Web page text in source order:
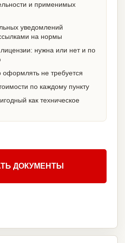
и применимых
уведомлений
на нормы
нужна или нет и по
оформлять не требуется
по каждому пункту
как техническое
ДОКУМЕНТЫ